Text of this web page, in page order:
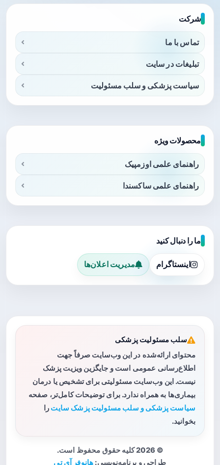
شرکت
تماس با ما
تبلیغات در سایت
سیاست پزشکی و سلب مسئولیت
محصولات ویژه
راهنمای علمی اوزمپیک
راهنمای علمی ساکسندا
ما را دنبال کنید
اینستاگرام مدیریت اعلان‌ها
سلب مسئولیت پزشکی
محتوای ارائه‌شده در این وب‌سایت صرفاً جهت
اطلاع‌رسانی عمومی است و جایگزین ویزیت پزشک
نیست. این وب‌سایت مسئولیتی برای تشخیص یا درمان
بیماری‌ها به همراه ندارد. برای توضیحات کامل‌تر، صفحه
سیاست پزشکی و سلب مسئولیت پزشک سایت را
بخوانید.
© 2026 کلیه حقوق محفوظ است.
طراحی و برنامه‌نویسی: هانوفر آی تی